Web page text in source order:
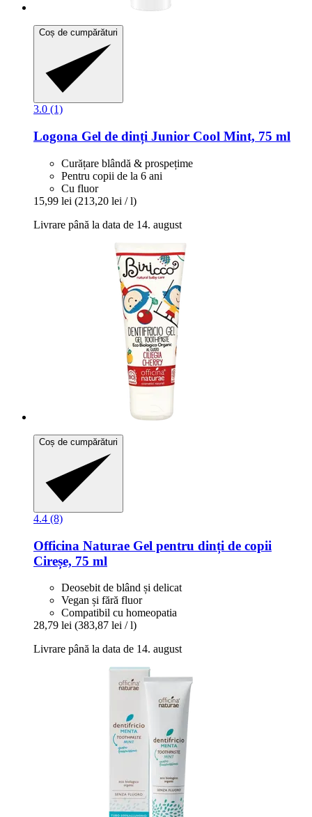
Coș de cumpărături
3.0 (1)
Logona Gel de dinți Junior Cool Mint, 75 ml
Curățare blândă & prospețime
Pentru copii de la 6 ani
Cu fluor
15,99 lei (213,20 lei / l)
Livrare până la data de 14. august
Coș de cumpărături
4.4 (8)
Officina Naturae Gel pentru dinți de copii
Cireșe, 75 ml
Deosebit de blând și delicat
Vegan și fără fluor
Compatibil cu homeopatia
28,79 lei (383,87 lei / l)
Livrare până la data de 14. august